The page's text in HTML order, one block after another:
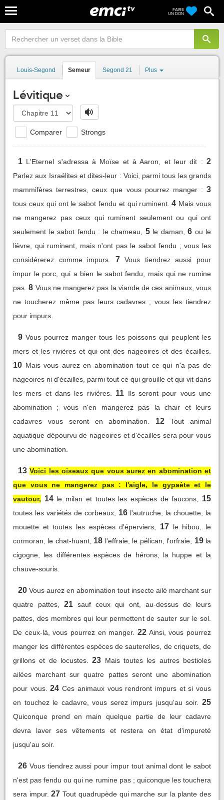
FAIRE
UN DON
Louis-Segond Semeur Segond 21 Plus
Lévitique
Comparer Strongs
1 L'Eternel s'adressa à Moïse et à Aaron, et leur dit : 2
Parlez aux Israélites et dites-leur : Voici, parmi tous les grands
mammifères terrestres, ceux que vous pourrez manger : 3
tous ceux qui ont le sabot fendu et qui ruminent. 4 Mais vous
ne mangerez pas ceux qui ruminent seulement ou qui ont
seulement le sabot fendu : le chameau,
5 le daman, 6 ou le
lièvre, qui ruminent, mais n'ont pas le sabot fendu ; vous les
considérerez comme impurs.
7 Vous tiendrez aussi pour
impur le porc, qui a bien le sabot fendu, mais qui ne rumine
pas. 8 Vous ne mangerez pas la viande de ces animaux, vous
ne toucherez même pas leurs cadavres ; vous les tiendrez
pour impurs.
9 Vous pourrez manger tous les poissons qui peuplent les
mers et les rivières et qui ont des nageoires et des écailles.
10 Mais vous aurez en abomination tout ce qui n'a pas de
nageoires ni d'écailles, parmi tout ce qui grouille et qui vit dans
les mers et dans les rivières.
11 Ils seront pour vous une
abomination ; vous n'en mangerez pas la chair et leurs
cadavres vous seront en abomination.
12
Tout animal
aquatique dépourvu de nageoires et d'écailles sera pour vous
une abomination.
13 Voici les oiseaux que vous aurez en abomination et
que vous ne mangerez pas : l'aigle, le gypaète et le
vautour, 14 le milan et toutes les espèces de faucons, 15
toutes les variétés de corbeaux, 16 l'autruche, la chouette, la
mouette et toutes les espèces d'éperviers,
17 le hibou, le
cormoran, le chat-huant, 18 l'effraie, le pélican, l'orfraie, 19 la
cigogne, les différentes espèces de hérons, la huppe et la
chauve-souris.
20 Vous aurez en abomination tout insecte ailé marchant sur
quatre pattes,
21 sauf ceux qui ont, au-dessus de leurs
pattes, des membres qui leur permettent de sauter sur le sol.
De ceux-là, vous pourrez en manger. 22 Ainsi, vous pourrez
manger les différentes espèces de sauterelles, de criquets, de
grillons et de locustes.
23 Mais toutes les autres bestioles
ailées marchant sur quatre pattes seront une abomination
pour vous. 24 Ces animaux vous rendront impurs et si vous
en touchez le cadavre, vous serez impurs jusqu'au soir.
25
Quiconque prend en main quelque partie de leur cadavre
devra laver ses vêtements et restera en état d'impureté
jusqu'au soir.
26 Vous tiendrez aussi pour impur tout animal dont le sabot
n'est pas fendu ou qui ne rumine pas ; quiconque les touchera
sera impur. 27 Tout quadrupède qui marche sur la plante des